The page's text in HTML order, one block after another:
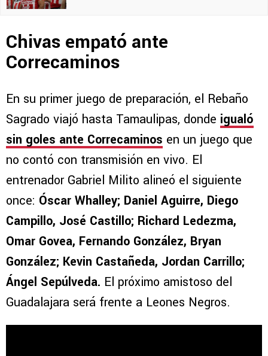
Chivas empató ante
Correcaminos
En su primer juego de preparación, el Rebaño
Sagrado viajó hasta Tamaulipas, donde igualó
sin goles ante Correcaminos en un juego que
no contó con transmisión en vivo. El
entrenador Gabriel Milito alineó el siguiente
once: Óscar Whalley; Daniel Aguirre, Diego
Campillo, José Castillo; Richard Ledezma,
Omar Govea, Fernando González, Bryan
González; Kevin Castañeda, Jordan Carrillo;
Ángel Sepúlveda. El próximo amistoso del
Guadalajara será frente a Leones Negros.